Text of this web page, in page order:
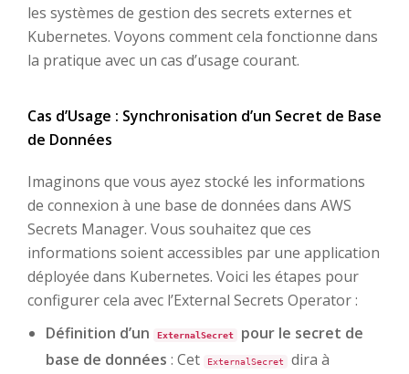
les systèmes de gestion des secrets externes et
Kubernetes. Voyons comment cela fonctionne dans
la pratique avec un cas d’usage courant.
Cas d’Usage : Synchronisation d’un Secret de Base
de Données
Imaginons que vous ayez stocké les informations
de connexion à une base de données dans AWS
Secrets Manager. Vous souhaitez que ces
informations soient accessibles par une application
déployée dans Kubernetes. Voici les étapes pour
configurer cela avec l’External Secrets Operator :
Définition d’un
ExternalSecret
pour le secret de
base de données : Cet ExternalSecret
dira à